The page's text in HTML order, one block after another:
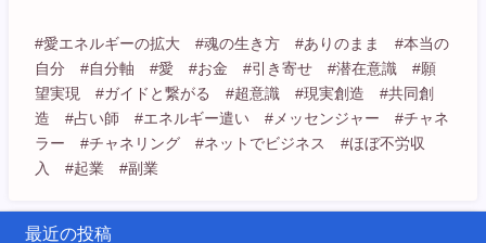
#愛エネルギーの拡大 #魂の生き方 #ありのまま #本当の
自分 #自分軸 #愛 #お金 #引き寄せ #潜在意識 #願
望実現 #ガイドと繋がる #超意識 #現実創造 #共同創
造 #占い師 #エネルギー遣い #メッセンジャー #チャネ
ラー #チャネリング #ネットでビジネス #ほぼ不労収
入 #起業 #副業
最近の投稿